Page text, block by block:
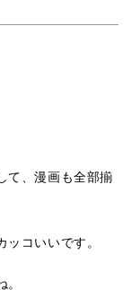
て、漫画も全部揃
コいいです。